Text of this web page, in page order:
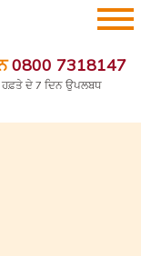
0800 7318147
ਦੇ 7 ਦਿਨ ਉਪਲਬਧ